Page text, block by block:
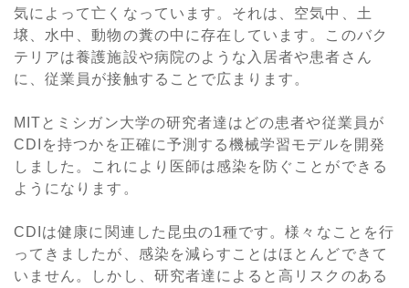
気によって亡くなっています。それは、空気中、土
壌、水中、動物の糞の中に存在しています。このバク
テリアは養護施設や病院のような入居者や患者さん
に、従業員が接触することで広まります。
MITとミシガン大学の研究者達はどの患者や従業員が
CDIを持つかを正確に予測する機械学習モデルを開発
しました。これにより医師は感染を防ぐことができる
ようになります。
CDIは健康に関連した昆虫の1種です。様々なことを行
ってきましたが、感染を減らすことはほとんどできて
いません。しかし、研究者達によると高リスクのある